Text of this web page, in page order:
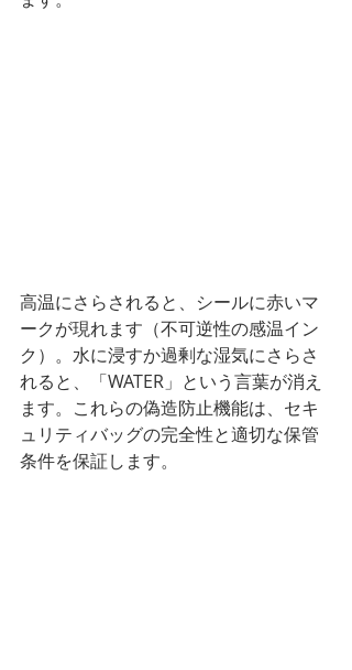
高温にさらされると、シールに赤いマ
ークが現れます（不可逆性の感温イン
ク）。水に浸すか過剰な湿気にさらさ
れると、「WATER」という言葉が消え
ます。これらの偽造防止機能は、セキ
ュリティバッグの完全性と適切な保管
条件を保証します。